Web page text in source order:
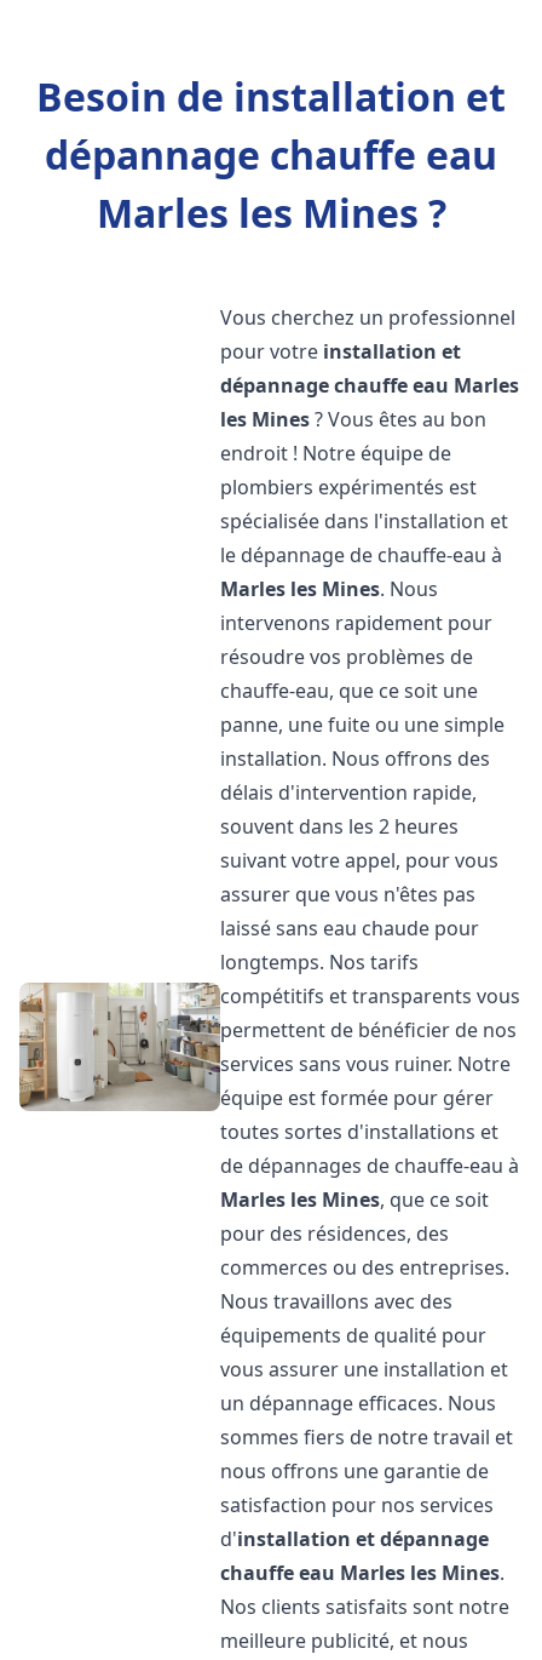
Besoin de installation et
dépannage chauffe eau
Marles les Mines ?
Vous cherchez un professionnel
pour votre installation et
dépannage chauffe eau Marles
les Mines? Vous êtes au bon
endroit ! Notre équipe de
plombiers expérimentés est
spécialisée dans l'installation et
le dépannage de chauffe-eau à
Marles les Mines. Nous
intervenons rapidement pour
résoudre vos problèmes de
chauffe-eau, que ce soit une
panne, une fuite ou une simple
installation. Nous offrons des
délais d'intervention rapide,
souvent dans les 2 heures
suivant votre appel, pour vous
assurer que vous n'êtes pas
laissé sans eau chaude pour
longtemps. Nos tarifs
compétitifs et transparents vous
permettent de bénéficier de nos
services sans vous ruiner. Notre
équipe est formée pour gérer
toutes sortes d'installations et
de dépannages de chauffe-eau à
Marles les Mines, que ce soit
pour des résidences, des
commerces ou des entreprises.
Nous travaillons avec des
équipements de qualité pour
vous assurer une installation et
un dépannage efficaces. Nous
sommes fiers de notre travail et
nous offrons une garantie de
satisfaction pour nos services
d'installation et dépannage
chauffe eau Marles les Mines.
Nos clients satisfaits sont notre
meilleure publicité, et nous